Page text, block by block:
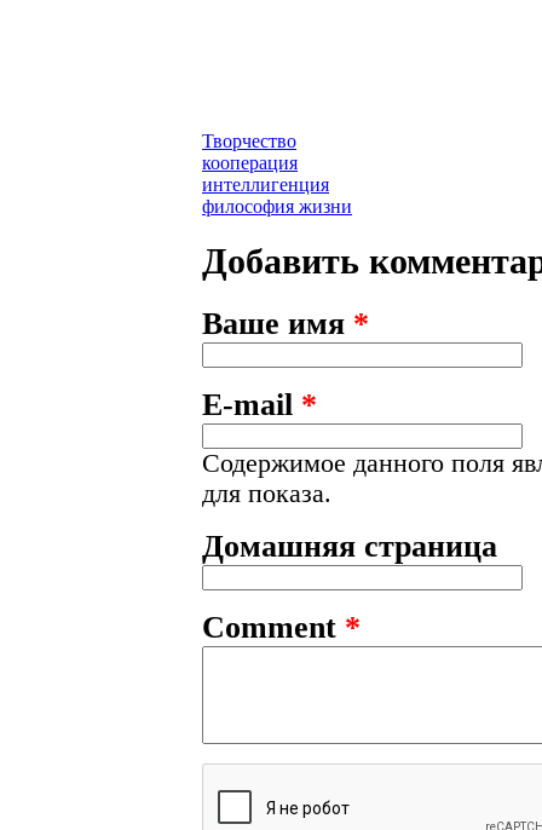
Творчество
кооперация
интеллигенция
философия жизни
Добавить
Ваше имя *
E-mail *
Содержимое данного поля
для показа.
Домашняя страница
Comment *